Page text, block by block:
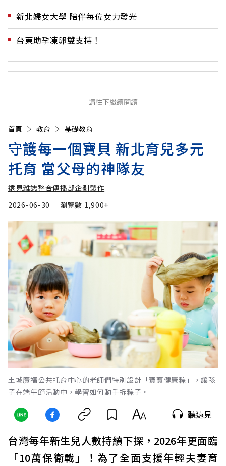
新北婦女大學 陪伴每位女力發光
台東助孕凍卵雙支持！
請往下繼續閱讀
首頁 教育 基礎教育
守護每一個寶貝 新北育兒多元
托育 當父母的神隊友
遠見雜誌整合傳播部企劃製作
2026-06-30
瀏覽數 1,900+
土城廣福公共托育中心的老師們特別設計「寶寶健康粽」，讓孩
子在端午節活動中，學習如何動手拆粽子。
聽遠見
台灣每年新生兒人數持續下探，2026年更面臨
「10萬保衛戰」！為了全面支援年輕夫妻育